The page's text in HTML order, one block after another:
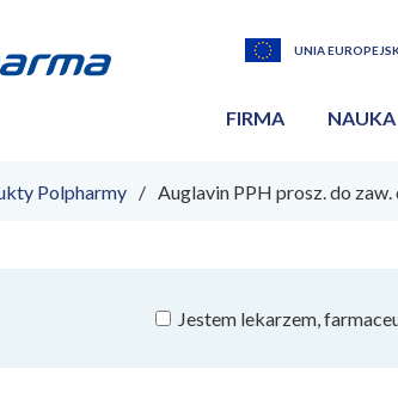
UNIA
FIRMA
Polpharmy Auglavin PPH prosz. do
Jestem lekarzem,